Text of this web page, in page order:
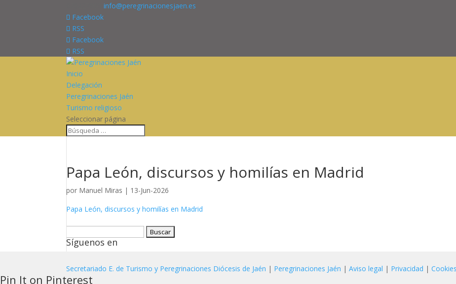
info@peregrinacionesjaen.es
Facebook
RSS
Facebook
RSS
Inicio
Delegación
Peregrinaciones Jaén
Turismo religioso
Seleccionar página
Papa León, discursos y homilías en Madrid
por Manuel Miras | 13-Jun-2026
Papa León, discursos y homilías en Madrid
Síguenos en
Secretariado E. de Turismo y Peregrinaciones Diócesis de Jaén | Peregrinaciones Jaén |Aviso legal | Privacidad |Cookies
Pin It on Pinterest